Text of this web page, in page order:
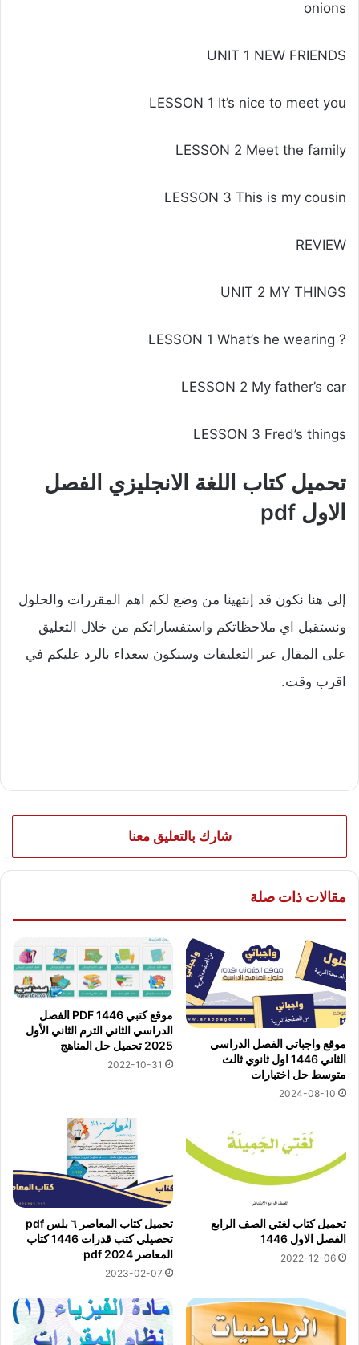
onions
UNIT 1 NEW FRIENDS
LESSON 1 It’s nice to meet you
LESSON 2 Meet the family
LESSON 3 This is my cousin
REVIEW
UNIT 2 MY THINGS
? LESSON 1 What’s he wearing
LESSON 2 My father’s car
LESSON 3 Fred’s things
تحميل كتاب اللغة الانجليزي الفصل
الاول pdf
إلى هنا نكون قد إنتهينا من وضع لكم اهم المقررات والحلول
ونستقبل اي ملاحظاتكم واستفساراتكم من خلال التعليق
على المقال عبر التعليقات وسنكون سعداء بالرد عليكم في
اقرب وقت.
شارك بالتعليق معنا
مقالات ذات صلة
موقع واجباتي الفصل الدراسي
الثاني 1446 اول ثانوي ثالث
متوسط حل اختبارات
2024-08-10
موقع كتبي PDF 1446 الفصل
الدراسي الثاني الترم الثاني الأول
2025 تحميل حل المناهج
2022-10-31
تحميل كتاب لغتي الصف الرابع
الفصل الاول 1446
2022-12-06
تحميل كتاب المعاصر ٦ بلس pdf
تحصيلي كتب قدرات 1446 كتاب
المعاصر 2024 pdf
2023-02-07